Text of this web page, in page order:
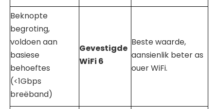
Beknopte
begroting,
voldoen aan
basiese
behoeftes
(<1Gbps
breëband)
Gevestigde
WiFi 6
Beste waarde,
aansienlik beter as
ouer WiFi.